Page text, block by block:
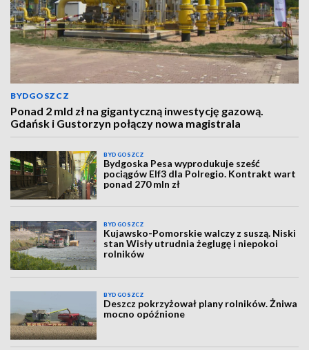
BYDGOSZCZ
Ponad 2 mld zł na gigantyczną inwestycję gazową.
Gdańsk i Gustorzyn połączy nowa magistrala
BYDGOSZCZ
Bydgoska Pesa wyprodukuje sześć
pociągów Elf3 dla Polregio. Kontrakt wart
ponad 270 mln zł
BYDGOSZCZ
Kujawsko-Pomorskie walczy z suszą. Niski
stan Wisły utrudnia żeglugę i niepokoi
rolników
BYDGOSZCZ
Deszcz pokrzyżował plany rolników. Żniwa
mocno opóźnione